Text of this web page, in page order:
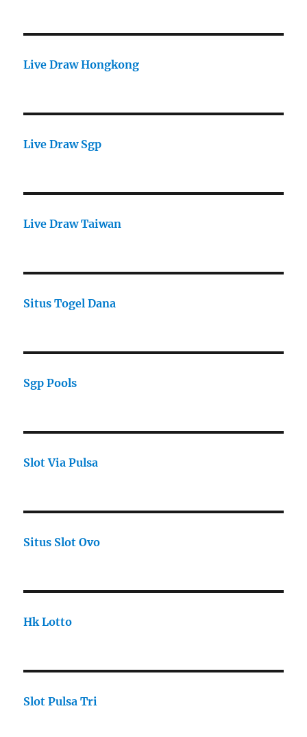
Live Draw Hongkong
Live Draw Sgp
Live Draw Taiwan
Situs Togel Dana
Sgp Pools
Slot Via Pulsa
Situs Slot Ovo
Hk Lotto
Slot Pulsa Tri